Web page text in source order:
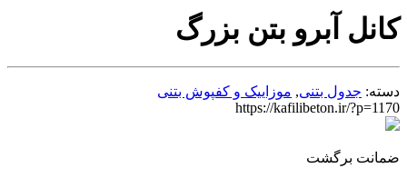
کانل آبرو بتن بزرگ
دسته: جدول بتنی, موزاییک و کفپوش بتنی
https://kafilibeton.ir/?p=1170
ضمانت برگشت